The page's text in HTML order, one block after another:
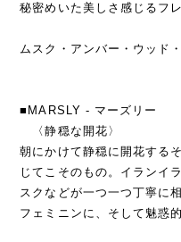
秘密めいた美しさ感じるフ
ムスク・アンバー・ウッド
■MARSLY - マーズリー
〈静穏な開花〉
朝にかけて静穏に開花する
じてこそのもの。イランイ
スクなどが一つ一つ丁寧に
フェミニンに、そして魅惑